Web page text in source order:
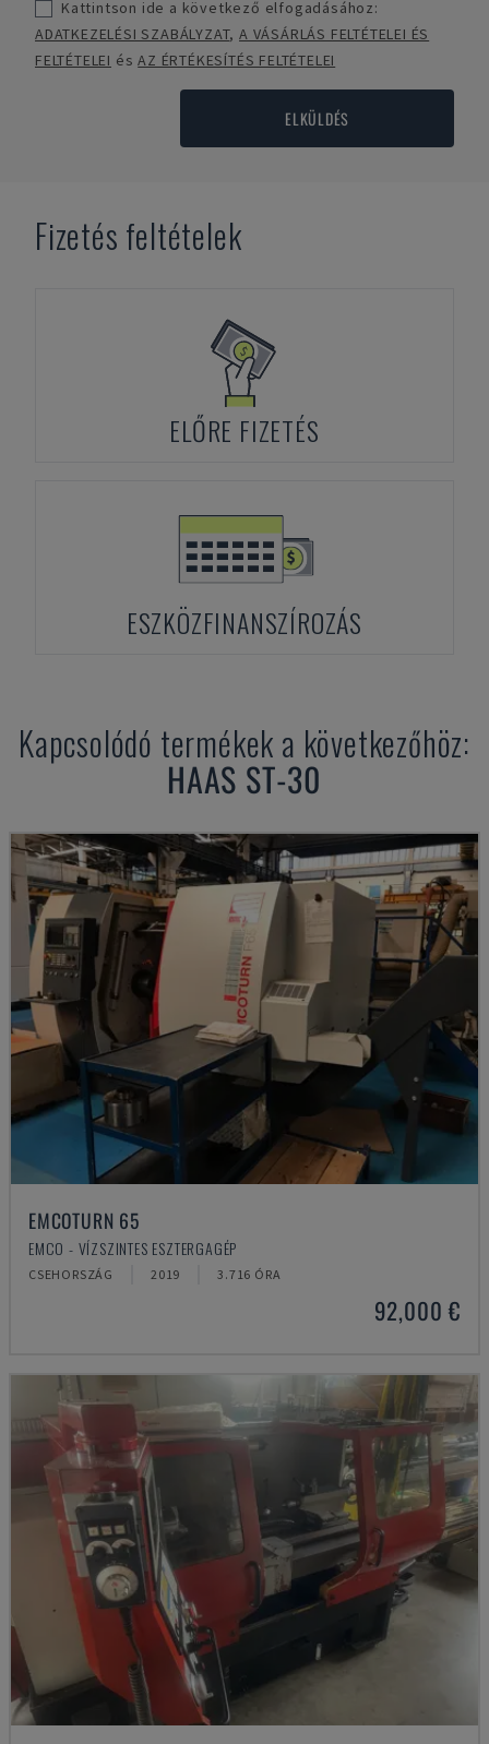
Kattintson ide a következő elfogadásához:
ADATKEZELÉSI SZABÁLYZAT,A VÁSÁRLÁS FELTÉTELEI ÉS
FELTÉTELEI ésAZ ÉRTÉKESÍTÉS FELTÉTELEI
ELKÜLDÉS
Fizetés feltételek
ELŐRE FIZETÉS
ESZKÖZFINANSZÍROZÁS
Kapcsolódó termékek a következőhöz:
HAAS ST-30
EMCOTURN 65
EMCO - VÍZSZINTES ESZTERGAGÉP
CSEHORSZÁG 2019 3.716 ÓRA
92,000 €